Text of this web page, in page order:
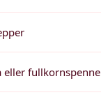
eller fullkornspenne